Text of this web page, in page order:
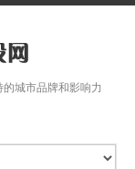
城市品牌和影响力